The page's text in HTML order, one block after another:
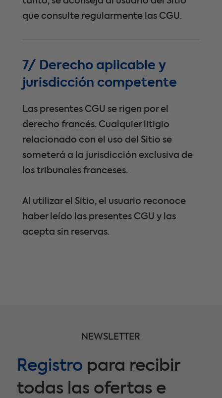
que consulte regularmente las CGU.
7/ Derecho aplicable y
jurisdicción competente
Las presentes CGU se rigen por el
derecho francés. Cualquier litigio
relacionado con el uso del Sitio se
someterá a la jurisdicción exclusiva de
los tribunales franceses.
Al utilizar el Sitio, el usuario reconoce
haber leído las presentes CGU y las
acepta sin reservas.
NEWSLETTER
Registro para recibir
todas las ofertas e